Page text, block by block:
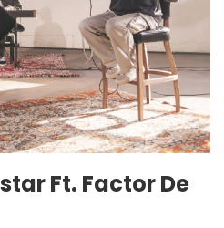
Ft. Factor De